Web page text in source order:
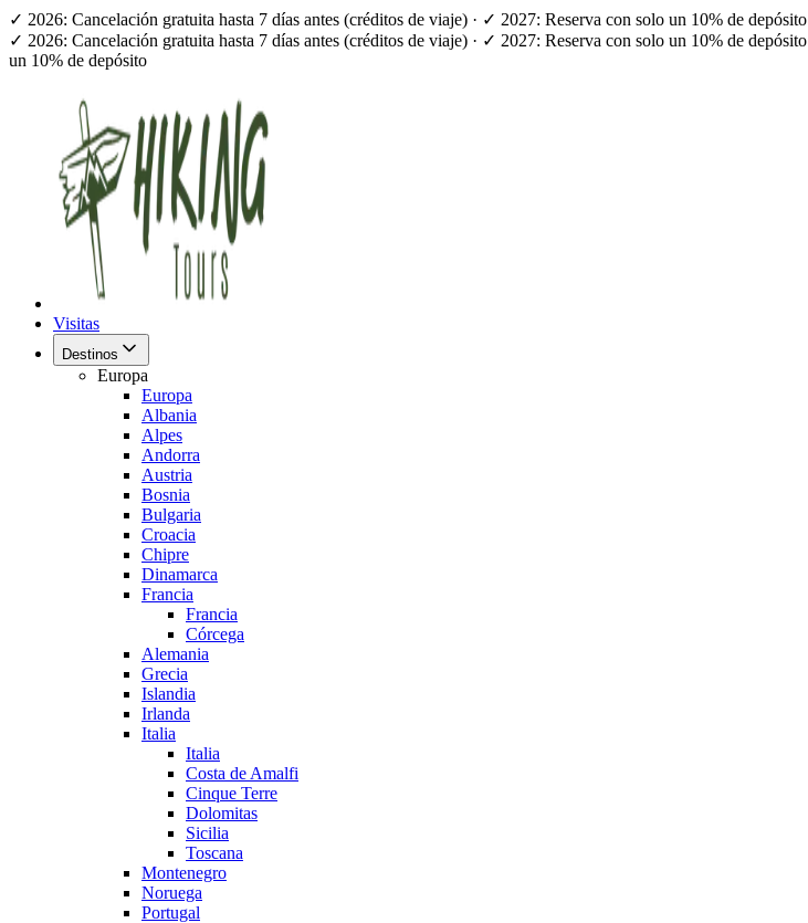
✓ 2026: Cancelación gratuita hasta 7 días antes (créditos de viaje) · ✓ 2027: Reserva con solo un 10% de depósito
✓ 2026: Cancelación gratuita hasta 7 días antes (créditos de viaje) · ✓ 2027: Reserva con solo un 10% de depósito
un 10% de depósito
Visitas
Destinos
Europa
Europa
Albania
Alpes
Andorra
Austria
Bosnia
Bulgaria
Croacia
Chipre
Dinamarca
Francia
Francia
Córcega
Alemania
Grecia
Islandia
Irlanda
Italia
Italia
Costa de Amalfi
Cinque Terre
Dolomitas
Sicilia
Toscana
Montenegro
Noruega
Portugal